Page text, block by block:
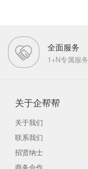
全面服务
1+N专属服
关于企帮帮
关于我们
联系我们
招贤纳士
商务合作